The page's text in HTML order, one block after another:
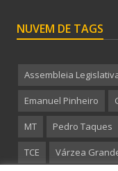
NUVEM DE TAGS
Assembleia
Emanuel Pinheiro
MT Pedro Taques
TCE Várzea